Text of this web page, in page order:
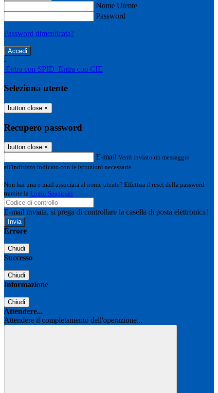
Nome Utente
Password
Password dimenticata?
-
Entra con SPID Entra con CIE
Seleziona utente
button close ×
Recupero password
button close ×
E-mail Verrà inviato un messaggio
all'indirizzo indicato con le istruzioni necessarie.
Non hai una e-mail associata al nome utente? Effettua il reset della password
tramite la Login Spaggiari
E-mail inviata, si prega di controllare la casella di posta elettronica!
Errore
Chiudi
Successo
Chiudi
Informazione
Chiudi
Attendere...
Attendere il completamento dell'operazione...